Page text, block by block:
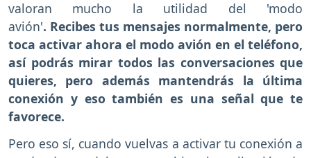
valoran mucho la utilidad del 'modo
avión'. Recibes tus mensajes normalmente, pero
toca activar ahora el modo avión en el teléfono,
así podrás mirar todos las conversaciones que
quieres, pero además mantendrás la última
conexión y eso también es una señal que te
favorece.
Pero eso sí, cuando vuelvas a activar tu conexión a